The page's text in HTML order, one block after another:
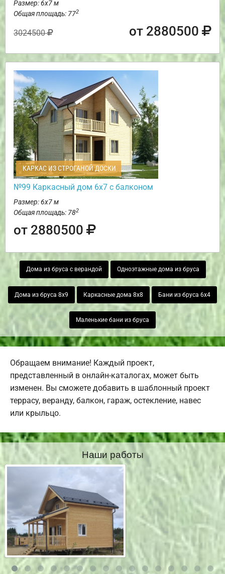
Размер: 6х7 м
Общая площадь: 772
3024500 от 2880500
КАРКАС ИЗ СТРОГАНОЙ ДОСКИ
№99 Каркасный дом 6х7 с балконом
Размер: 6х7 м
Общая площадь: 782
от 2880500
Дома из бруса с верандой Одноэтажные дома из бруса
Дома из бруса 8х9 Каркасные дома 8х8 Бани из бруса 6х4
Маленькие бани из бруса
Обращаем внимание! Каждый проект,
представленный в онлайн-каталогах, может быть
изменен. Вы сможете добавить в шаблонный проект
террасу, веранду, балкон, гараж, остекление, навес
или крыльцо.
Наши работы